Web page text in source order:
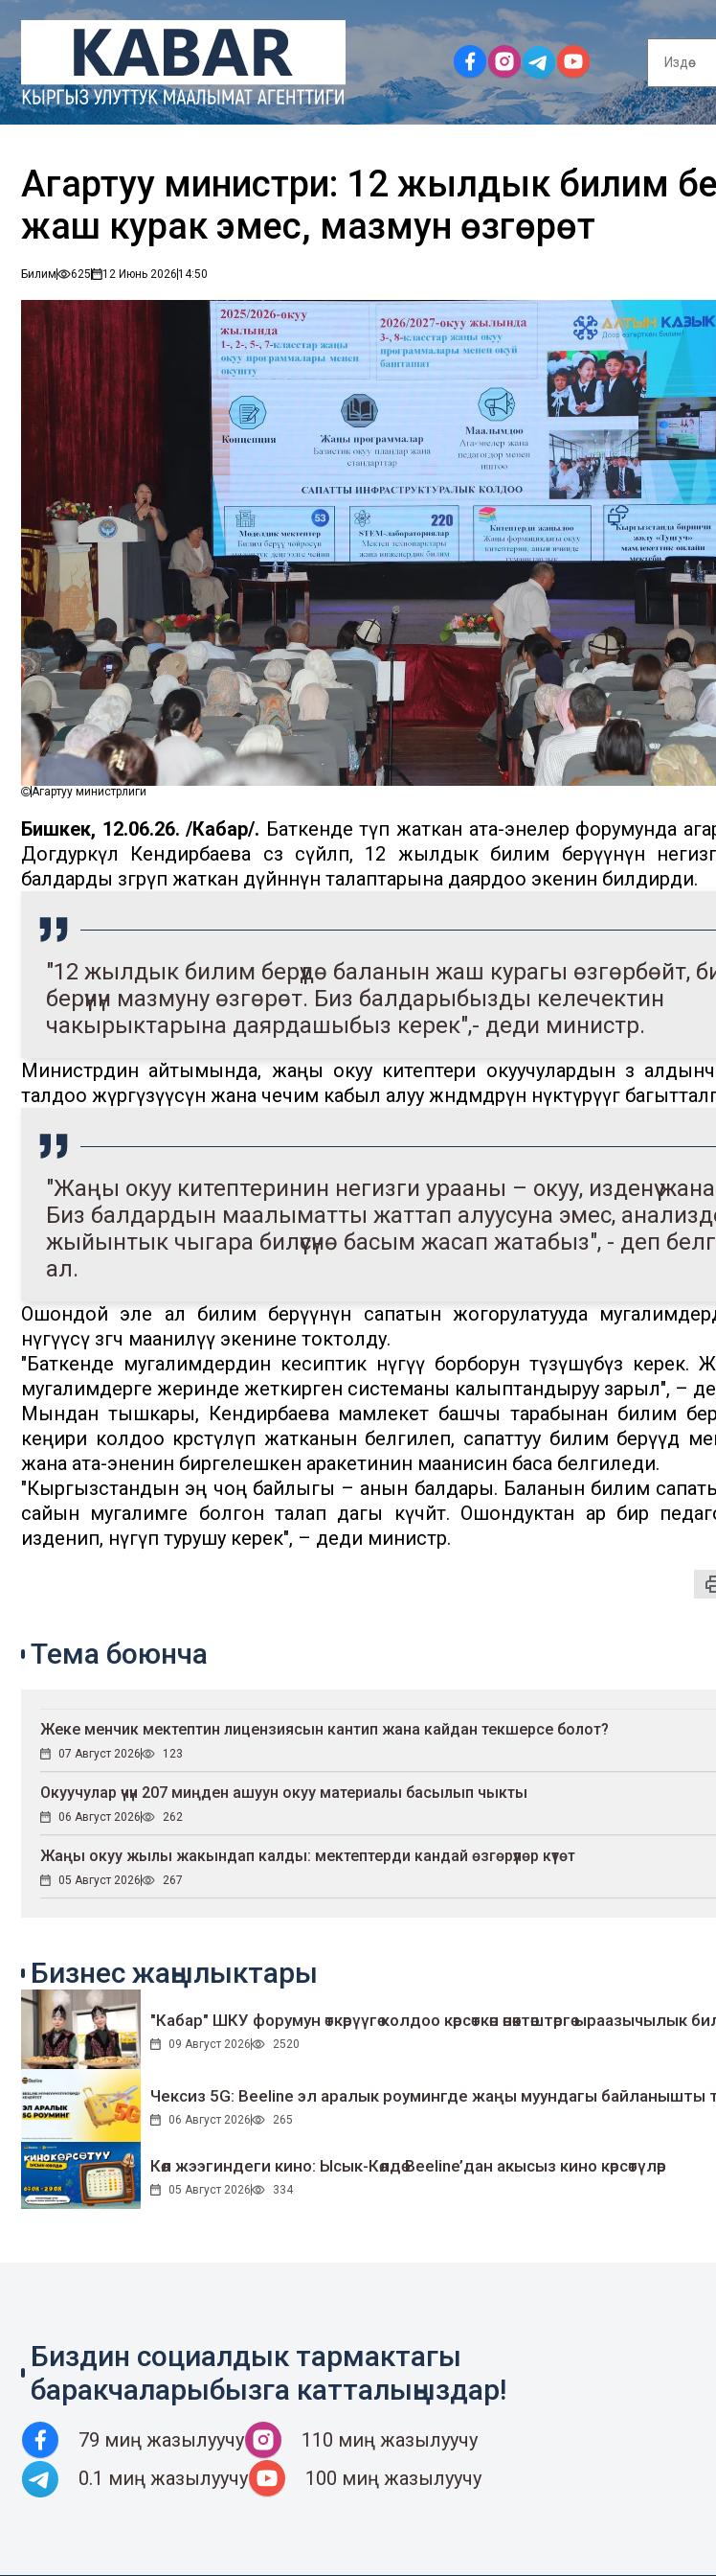
Агартуу министри: 12 жылдык билим
жаш курак эмес, мазмун өзгөрөт
Билим 625 12 Июнь 202614:50
Агартуу министрлиги
Бишкек, 12.06.26. /Кабар/. Баткенде өтүп жаткан ата-энелер форумунда
Догдуркүл Кендирбаева сөз сүйлөп, 12 жылдык билим берүүнүн
балдарды өзгөрүп жаткан дүйнөнүн талаптарына даярдоо экенин билдирди.
"12 жылдык билим берүүдө баланын жаш курагы өзгөрбөйт,
берүүнүн мазмуну өзгөрөт. Биз балдарыбызды келечектин
чакырыктарына даярдашыбыз керек",- деди министр.
Министрдин айтымында, жаңы окуу китептери окуучулардын өз
талдоо жүргүзүүсүн жана чечим кабыл алуу жөндөмдөрүн өнүктүрүүгө
"Жаңы окуу китептеринин негизги урааны – окуу, изденүү жана
Биз балдардын маалыматты жаттап алуусуна эмес,
жыйынтык чыгара билүүсүнө басым жасап жатабыз", - деп
ал.
Ошондой эле ал билим берүүнүн сапатын жогорулатууда
өнүгүүсү өзгөчө маанилүү экенине токтолду.
"Баткенде мугалимдердин кесиптик өнүгүү борборун түзүшүбүз
мугалимдерге жеринде жеткирген системаны калыптандыруу зарыл", –
Мындан тышкары, Кендирбаева мамлекет башчы тарабынан билим
кеңири колдоо көрсөтүлүп жатканын белгилеп, сапаттуу билим берүүдө
жана ата-эненин биргелешкен аракетинин маанисин баса белгиледи.
"Кыргызстандын эң чоң байлыгы – анын балдары. Баланын билим
сайын мугалимге болгон талап дагы күчөйт. Ошондуктан ар бир
изденип, өнүгүп турушу керек", – деди министр.
Тема боюнча
Жеке менчик мектептин лицензиясын кантип жана кайдан текшерсе болот?
07 Август 2026 123
Окуучулар үчүн 207 миңден ашуун окуу материалы басылып чыкты
06 Август 2026 262
Жаңы окуу жылы жакындап калды: мектептерди кандай өзгөрүүлөр күтөт
05 Август 2026 267
Бизнес жаңылыктары
"Кабар" ШКУ форумун өткөрүүгө колдоо көрсөткөн өнөктөштөргө ыраазычылык
09 Август 2026 2520
Чексиз 5G: Beeline эл аралык роумингде жаңы муундагы байланышты
06 Август 2026 265
Көл жээгиндеги кино: Ысык-Көлдө Beeline’дан акысыз кино көрсөтүлөр
05 Август 2026 334
Биздин социалдык тармактагы
баракчаларыбызга катталыңыздар!
79 миң жазылуучу
110 миң жазылуучу
0.1 миң жазылуучу
100 миң жазылуучу